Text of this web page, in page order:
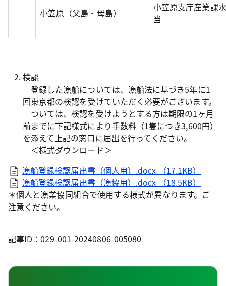
小笠原（父島・母島）
小笠原支庁産業課
当
検認
登録した漁船については、漁船法に基づき5年に1
回東京都の検認を受けていただく必要がございます。
ついては、検認を受けようとする方は期限の1ヶ月
前までに下記様式により手数料（1隻につき3,600円）
を添えて上記の窓口に届出を行ってください。
＜様式ダウンロード＞
漁船登録検認届出書（個人用）.docx （17.1KB）
漁船登録検認届出書（漁協用）.docx （18.5KB）
＊個人と漁業協同組合で使用する様式が異なります。ご
注意ください。
記事ID：029-001-20240806-005080